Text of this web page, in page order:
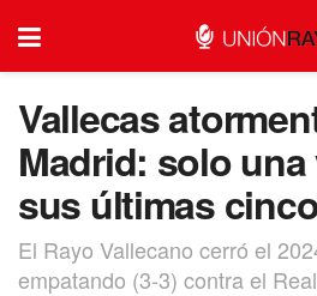
Vallecas
Madrid: solo
sus últimas
El Rayo Vallecano cerró el
empatando (3-3) contra el